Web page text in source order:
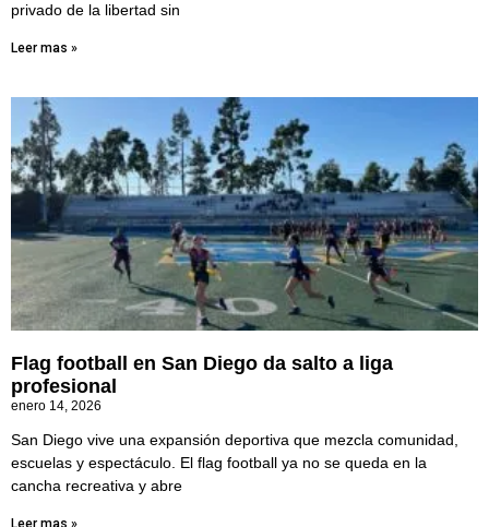
privado de la libertad sin
Leer mas »
Flag football en San Diego da salto a liga
profesional
enero 14, 2026
San Diego vive una expansión deportiva que mezcla comunidad,
escuelas y espectáculo. El flag football ya no se queda en la
cancha recreativa y abre
Leer mas »